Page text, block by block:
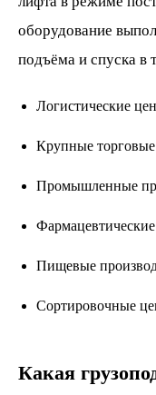
оборудование
подъёма и спуска в
Логистические
Крупные
Промышленные
Пищевые
Сортировочные
Какая